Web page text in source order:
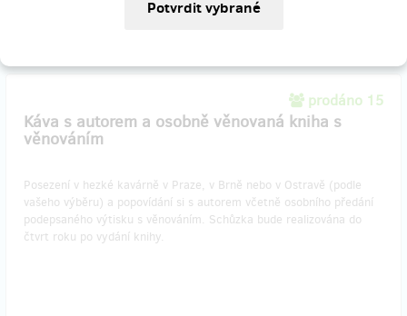
projektu na Hithitu
prodáno 15
Káva s autorem a osobně věnovaná kniha s
věnováním
Posezení v hezké kavárně v Praze, v Brně nebo v Ostravě (podle
vašeho výběru) a popovídání si s autorem včetně osobního předání
podepsaného výtisku s věnováním. Schůzka bude realizována do
čtvrt roku po vydání knihy.